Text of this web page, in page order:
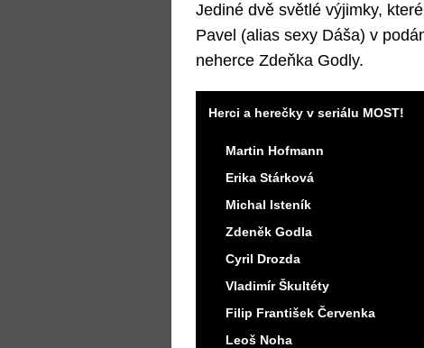
Jediné dvě světlé výjimky,
Pavel (alias sexy Dáša) v
neherce Zdeňka Godly.
Herci a herečky v seriálu MOST!
Martin Hofmann
Erika Stárková
Michal Isteník
Zdeněk Godla
Cyril Drozda
Vladimír Škultéty
Filip František Červenka
Leoš Noha